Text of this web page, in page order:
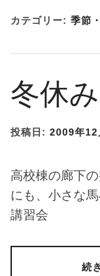
カテゴリー: 季節
冬休
投稿日: 2009年12
高校棟の廊下
にも、小さな
講習会
続